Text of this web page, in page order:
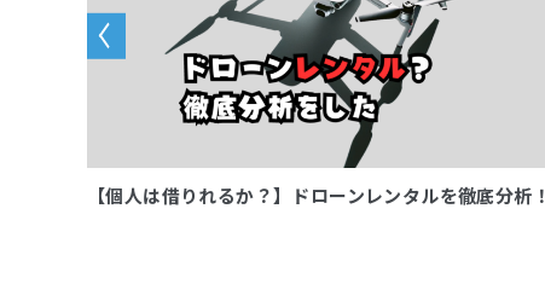
【個人は借りれるか？】ドローンレンタルを徹底分析！